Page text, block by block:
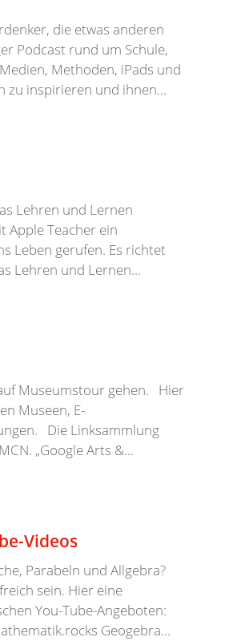
die etwas anderen
Podcast rund um Schule,
Methoden, iPads und
zu inspirieren und ihnen...
Lehren und Lernen
Apple Teacher ein
Leben gerufen. Es richtet
Lehren und Lernen...
Museumstour gehen. Hier
Museen, E-
Die Linksammlung
„Google Arts &...
Videos
Parabeln und Allgebra?
sein. Hier eine
You-Tube-Angeboten:
Geogebra...